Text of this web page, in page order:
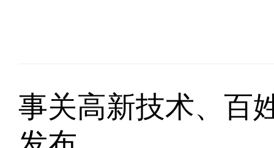
事关高新技术、百